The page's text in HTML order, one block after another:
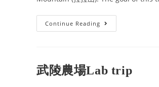
Continue Reading
武陵農場Lab trip